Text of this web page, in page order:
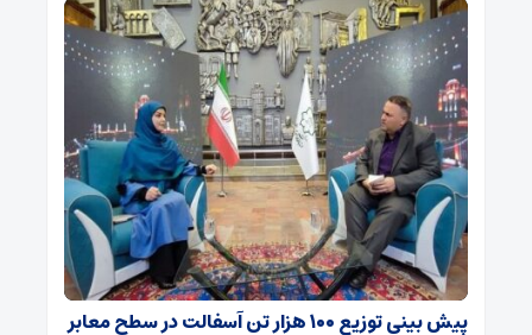
پیش بینی توزیع ۱۰۰ هزار تن آسفالت در سطح معابر